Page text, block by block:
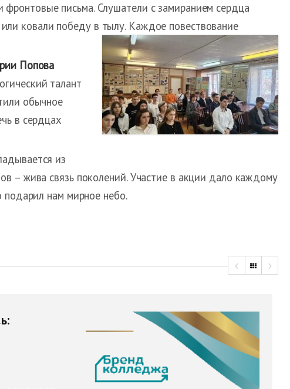
письма. Слушатели с замиранием сердца
ковали победу в тылу. Каждое повествование
Попова
талант
обычное
в сердцах
из
– жива связь поколений. Участие в акции дало каждому
подарил нам мирное небо.